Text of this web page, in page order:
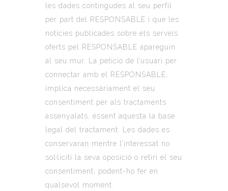
les dades contingudes al seu perfil
per part del RESPONSABLE i que les
notícies publicades sobre els serveis
oferts pel RESPONSABLE apareguin
al seu mur. La petició de l’usuari per
connectar amb el RESPONSABLE,
implica necessàriament el seu
consentiment per als tractaments
assenyalats, éssent aquesta la base
legal del tractament. Les dades es
conservaran mentre l’interessat no
sol·liciti la seva oposició o retiri el seu
consentiment, podent-ho fer en
qualsevol moment.